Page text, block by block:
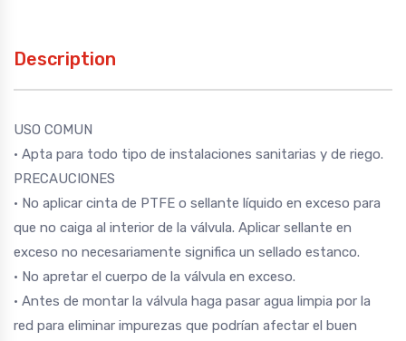
Description
USO COMUN
• Apta para todo tipo de instalaciones sanitarias y de riego.
PRECAUCIONES
• No aplicar cinta de PTFE o sellante líquido en exceso para
que no caiga al interior de la válvula. Aplicar sellante en
exceso no necesariamente significa un sellado estanco.
• No apretar el cuerpo de la válvula en exceso.
• Antes de montar la válvula haga pasar agua limpia por la
red para eliminar impurezas que podrían afectar el buen